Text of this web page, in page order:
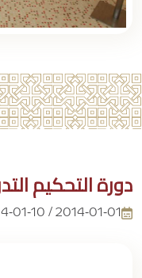
دورة التحكيم
2014-01-01 / 2014-01-10